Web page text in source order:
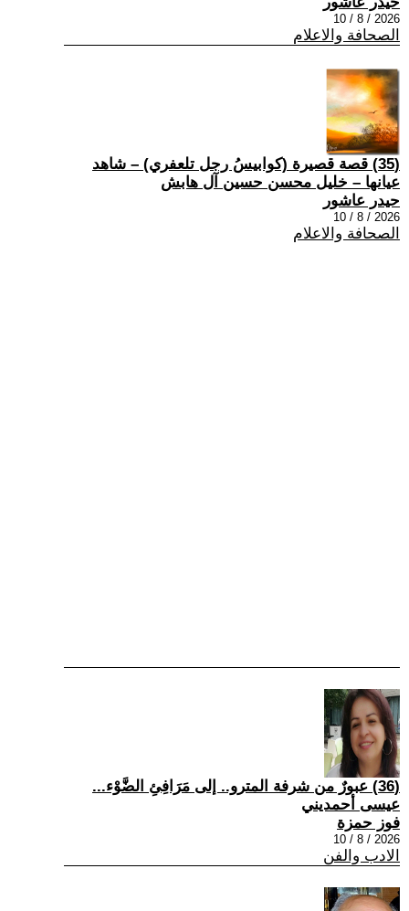
2026 / 8 / 10
الصحافة والاعلام
(35) قصة قصيرة (كوابيسُ رجل تلعفري) – شاهد
عيانها – خليل محسن حسين آل هابش
حيدر عاشور
2026 / 8 / 10
الصحافة والاعلام
(36) عبورٌ من شرفة المترو.. إلى مَرَافِئِ الضَّوْء...
عيسى أحمديني
فوز حمزة
2026 / 8 / 10
الادب والفن